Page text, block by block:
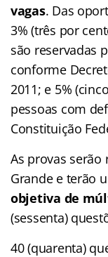
vagas. Das
3% (três por
são reservadas
conforme
2011; e 5%
pessoas com
Constituição
As provas serão
Grande e terão
objetiva de
(sessenta)
40 (quarenta)